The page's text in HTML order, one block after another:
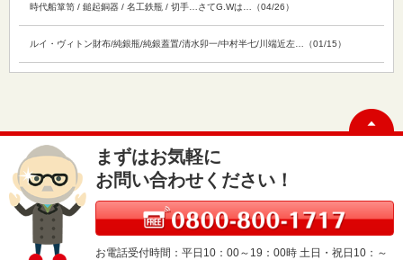
時代船箪笥 / 鎚起銅器 / 名工鉄瓶 / 切手…さてG.Wは…（04/26）
ルイ・ヴィトン財布/純銀瓶/純銀蓋置/清水卯一/中村半七/川端近左…（01/15）
まずはお気軽に
お問い合わせください！
お電話受付時間：平日10：00～19：00時 土日・祝日10：～